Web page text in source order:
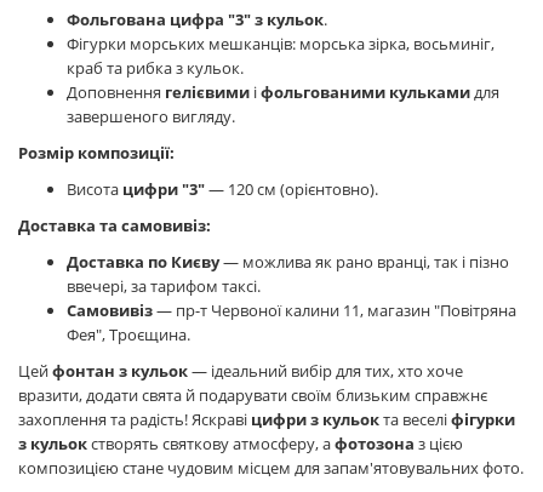
Фольгована цифра "3" з кульок.
Фігурки морських мешканців: морська зірка, восьминіг,
краб та рибка з кульок.
Доповнення гелієвими іфольгованими кулькамидля
завершеного вигляду.
Розмір композиції:
Висота цифри "3"— 120 см (орієнтовно).
Доставка та самовивіз:
Доставка по Києву— можлива як рано вранці, так і пізно
ввечері, за тарифом таксі.
Самовивіз— пр-т Червоної калини 11, магазин "Повітряна
Фея", Троєщина.
Цейфонтан з кульок— ідеальний вибір для тих, хто хоче
вразити, додати свята й подарувати своїм близьким справжнє
захоплення та радість! Яскраві цифри з кульокта веселіфігурки
з кульокстворять святкову атмосферу, афотозона з цією
композицією стане чудовим місцем для запам'ятовувальних фото.